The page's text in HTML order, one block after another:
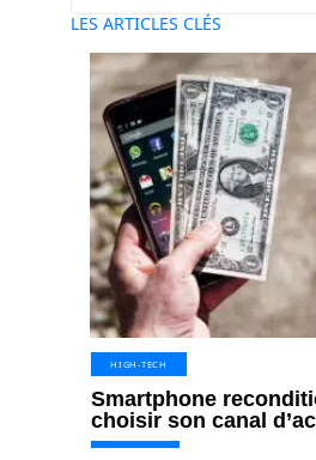
LES ARTICLES CLÉS
HIGH-TECH
Smartphone
choisir son canal